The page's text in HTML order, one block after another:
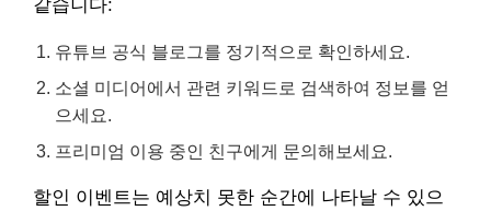
같습니다:
유튜브 공식 블로그를 정기적으로 확인하세요.
소셜 미디어에서 관련 키워드로 검색하여 정보를 얻
으세요.
프리미엄 이용 중인 친구에게 문의해보세요.
할인 이벤트는 예상치 못한 순간에 나타날 수 있으